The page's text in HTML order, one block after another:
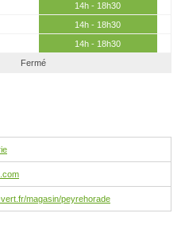
14h - 18h30
14h - 18h30
14h - 18h30
Fermé
magasin/peyrehorade